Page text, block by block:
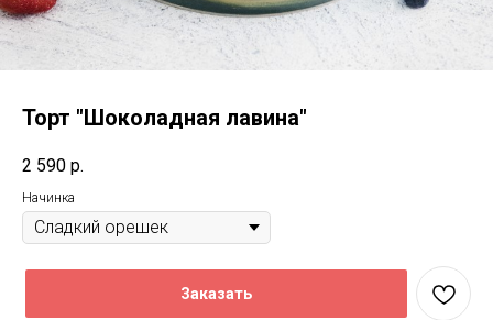
Торт "Шоколадная лавина"
2 590 р.
Начинка
Заказать